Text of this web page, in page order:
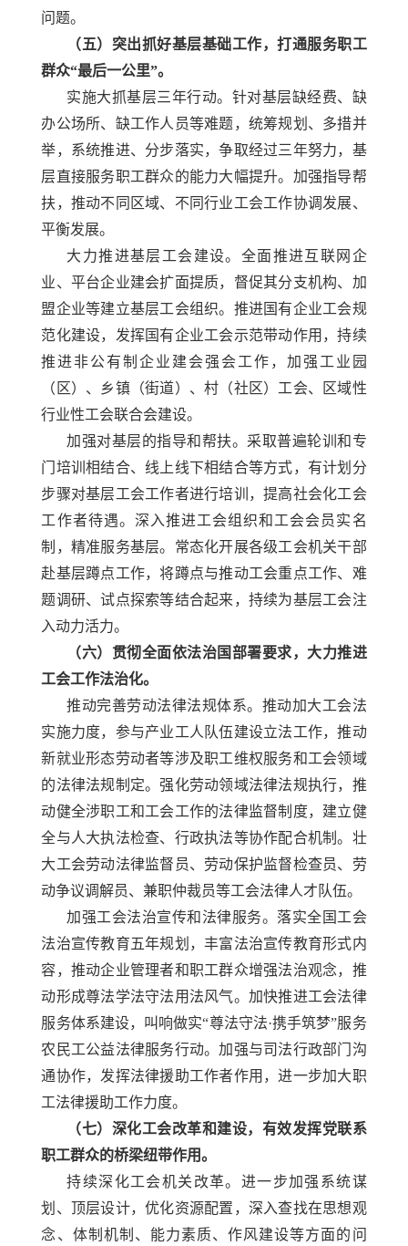
问题。
（五）突出抓好基层基础工作，打通服务职工
群众“最后一公里”。
实施大抓基层三年行动。针对基层缺经费、缺
办公场所、缺工作人员等难题，统筹规划、多措并
举，系统推进、分步落实，争取经过三年努力，基
层直接服务职工群众的能力大幅提升。加强指导帮
扶，推动不同区域、不同行业工会工作协调发展、
平衡发展。
大力推进基层工会建设。全面推进互联网企
业、平台企业建会扩面提质，督促其分支机构、加
盟企业等建立基层工会组织。推进国有企业工会规
范化建设，发挥国有企业工会示范带动作用，持续
推进非公有制企业建会强会工作，加强工业园
（区）、乡镇（街道）、村（社区）工会、区域性
行业性工会联合会建设。
加强对基层的指导和帮扶。采取普遍轮训和专
门培训相结合、线上线下相结合等方式，有计划分
步骤对基层工会工作者进行培训，提高社会化工会
工作者待遇。深入推进工会组织和工会会员实名
制，精准服务基层。常态化开展各级工会机关干部
赴基层蹲点工作，将蹲点与推动工会重点工作、难
题调研、试点探索等结合起来，持续为基层工会注
入动力活力。
（六）贯彻全面依法治国部署要求，大力推进
工会工作法治化。
推动完善劳动法律法规体系。推动加大工会法
实施力度，参与产业工人队伍建设立法工作，推动
新就业形态劳动者等涉及职工维权服务和工会领域
的法律法规制定。强化劳动领域法律法规执行，推
动健全涉职工和工会工作的法律监督制度，建立健
全与人大执法检查、行政执法等协作配合机制。壮
大工会劳动法律监督员、劳动保护监督检查员、劳
动争议调解员、兼职仲裁员等工会法律人才队伍。
加强工会法治宣传和法律服务。落实全国工会
法治宣传教育五年规划，丰富法治宣传教育形式内
容，推动企业管理者和职工群众增强法治观念，推
动形成尊法学法守法用法风气。加快推进工会法律
服务体系建设，叫响做实“尊法守法·携手筑梦”服务
农民工公益法律服务行动。加强与司法行政部门沟
通协作，发挥法律援助工作者作用，进一步加大职
工法律援助工作力度。
（七）深化工会改革和建设，有效发挥党联系
职工群众的桥梁纽带作用。
持续深化工会机关改革。进一步加强系统谋
划、顶层设计，优化资源配置，深入查找在思想观
念、体制机制、能力素质、作风建设等方面的问